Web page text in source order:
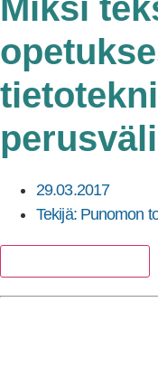
Miksi
29.03.2017
Tekijä:Punomon